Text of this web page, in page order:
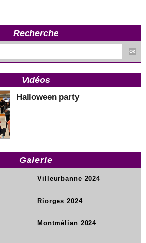
Recherche
Vidéos
Halloween party
Galerie
Villeurbanne 2024
Riorges 2024
Montmélian 2024